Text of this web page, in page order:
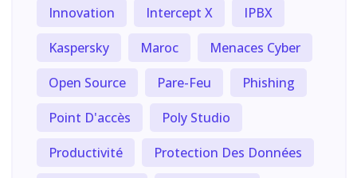
Innovation
Intercept X
IPBX
Kaspersky
Maroc
Menaces Cyber
Open Source
Pare-Feu
Phishing
Point D'accès
Poly Studio
Productivité
Protection Des Données